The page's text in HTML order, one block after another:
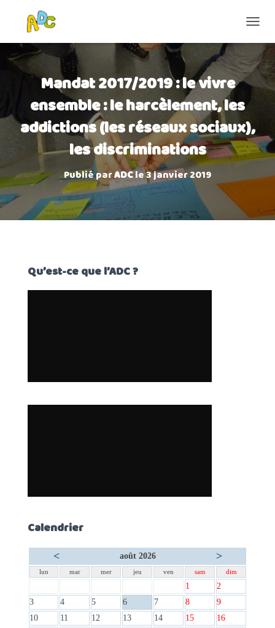
É
L
E
N
A
V
G
I
Mandat 2017/2019 : le vivre
ensemble : le harcèlement, les
addictions (les réseaux sociaux),
les discriminations
Publié parADCle3 janvier 2019
Qu’est-ce que l’ADC ?
Calendrier
< août 2026 >
lun mar mer jeu ven sam dim
1
2
3
4 5 6 7 8
9
10
11 12 13 14 15
16